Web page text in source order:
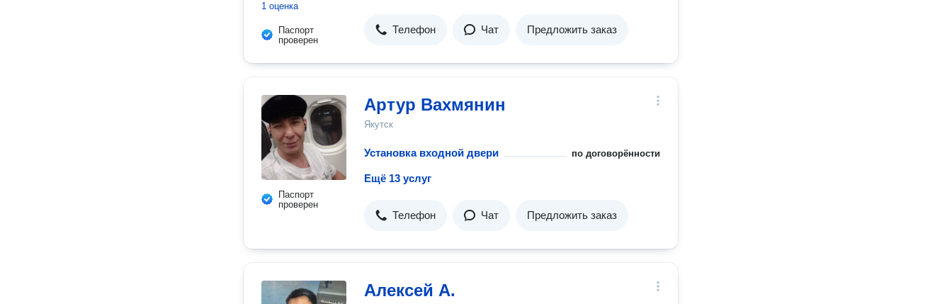
1 оценка
Паспорт
проверен
Телефон Чат Предложить заказ
Паспорт
проверен
Артур Вахмянин
Якутск
Установка входной двери по договорённости
Ещё 13 услуг
Телефон Чат Предложить заказ
Алексей А.